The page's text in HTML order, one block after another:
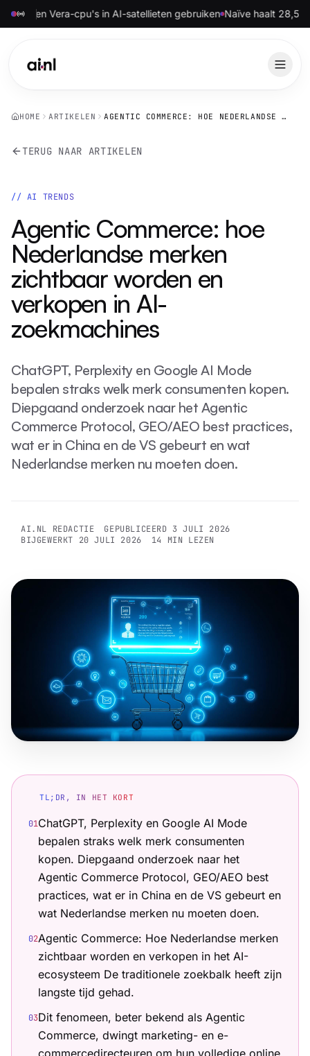
Vera-cpu's in AI-satellieten gebruiken Naïve haalt 28,5 miljoen
HOME ARTIKELEN AGENTIC COMMERCE: HOE NEDERLANDSE MERKEN ZICHTBAAR WORDEN EN VERKOPEN IN AI-ZOEKMACHINES
TERUG NAAR ARTIKELEN
// AI TRENDS
Agentic Commerce: hoe
Nederlandse merken
zichtbaar worden en
verkopen in AI-
zoekmachines
ChatGPT, Perplexity en Google AI Mode
bepalen straks welk merk consumenten kopen.
Diepgaand onderzoek naar het Agentic
Commerce Protocol, GEO/AEO best practices,
wat er in China en de VS gebeurt en wat
Nederlandse merken nu moeten doen.
AI.NL REDACTIE GEPUBLICEERD
3 JULI 2026
BIJGEWERKT
20 JULI 2026 14 MIN LEZEN
TL;DR, IN HET KORT
01ChatGPT, Perplexity en Google AI Mode
bepalen straks welk merk consumenten
kopen. Diepgaand onderzoek naar het
Agentic Commerce Protocol, GEO/AEO best
practices, wat er in China en de VS gebeurt en
wat Nederlandse merken nu moeten doen.
02Agentic Commerce: Hoe Nederlandse merken
zichtbaar worden en verkopen in het AI-
ecosysteem De traditionele zoekbalk heeft zijn
langste tijd gehad.
03Dit fenomeen, beter bekend als Agentic
Commerce, dwingt marketing- en e-
commercedirecteuren om hun volledige online